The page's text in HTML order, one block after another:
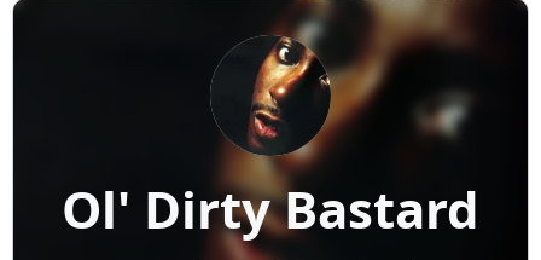
Ol' Dirty Bastard